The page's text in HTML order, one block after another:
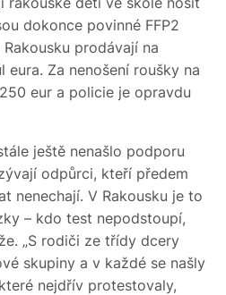
dokonce povinné FFP2
prodávají na
Za nenošení roušky na
eur a policie je opravdu
ještě nenašlo podporu
odpůrci, kteří předem
nenechají. V Rakousku je to
– kdo test nepodstoupí,
„S rodiči ze třídy dcery
skupiny a v každé se našly
nejdřív protestovaly,